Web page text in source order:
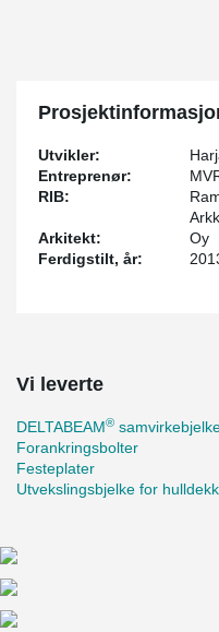
Utvikler:
Entreprenør:
RIB:
Arkitekt:
Oy
Ferdigstilt, år:
Vi leverte
DELTABEAM®
Forankringsbolter
Festeplater
Utvekslingsbjelke for